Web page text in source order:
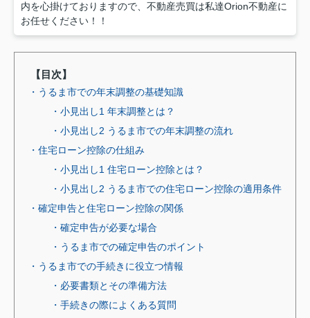
内を心掛けておりますので、不動産売買は私達Orion不動産に
お任せください！！
【目次】
・うるま市での年末調整の基礎知識
・小見出し1 年末調整とは？
・小見出し2 うるま市での年末調整の流れ
・住宅ローン控除の仕組み
・小見出し1 住宅ローン控除とは？
・小見出し2 うるま市での住宅ローン控除の適用条件
・確定申告と住宅ローン控除の関係
・確定申告が必要な場合
・うるま市での確定申告のポイント
・うるま市での手続きに役立つ情報
・必要書類とその準備方法
・手続きの際によくある質問